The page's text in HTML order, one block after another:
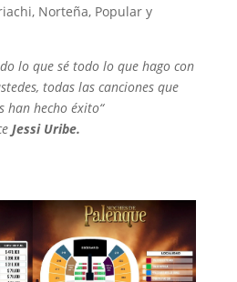
Norteña, Popular y
lo que sé todo lo que hago con
todas las canciones que
han hecho éxito“
Jessi Uribe.